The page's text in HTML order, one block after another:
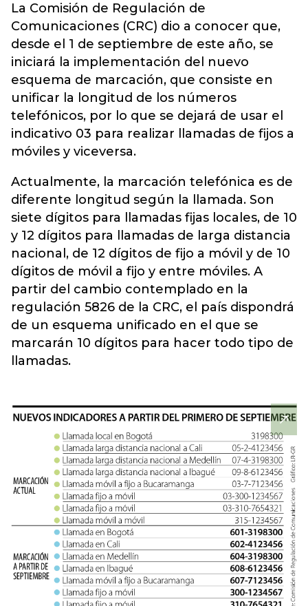
La Comisión de Regulación de
Comunicaciones (CRC) dio a conocer que,
desde el 1 de septiembre de este año, se
iniciará la implementación del nuevo
esquema de marcación, que consiste en
unificar la longitud de los números
telefónicos, por lo que se dejará de usar el
indicativo 03 para realizar llamadas de fijos a
móviles y viceversa.
Actualmente, la marcación telefónica es de
diferente longitud según la llamada. Son
siete dígitos para llamadas fijas locales, de 10
y 12 dígitos para llamadas de larga distancia
nacional, de 12 dígitos de fijo a móvil y de 10
dígitos de móvil a fijo y entre móviles. A
partir del cambio contemplado en la
regulación 5826 de la CRC, el país dispondrá
de un esquema unificado en el que se
marcarán 10 dígitos para hacer todo tipo de
llamadas.